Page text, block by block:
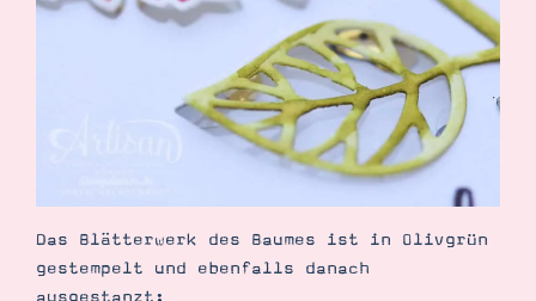
Das Blätterwerk des Baumes ist in Olivgrün
gestempelt und ebenfalls danach
ausgestanzt: